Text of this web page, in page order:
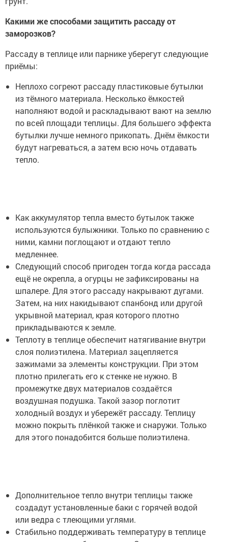
Какими же способами защитить рассаду от
заморозков?
Рассаду в теплице или парнике уберегут следующие
приёмы:
Неплохо согреют рассаду пластиковые бутылки
из тёмного материала. Несколько ёмкостей
наполняют водой и раскладывают вают на землю
по всей площади теплицы. Для большего эффекта
бутылки лучше немного прикопать. Днём ёмкости
будут нагреваться, а затем всю ночь отдавать
тепло.
Как аккумулятор тепла вместо бутылок также
используются булыжники. Только по сравнению с
ними, камни поглощают и отдают тепло
медленнее.
Следующий способ пригоден тогда когда рассада
ещё не окрепла, а огурцы не зафиксированы на
шпалере. Для этого рассаду накрывают дугами.
Затем, на них накидывают спанбонд или другой
укрывной материал, края которого плотно
прикладываются к земле.
Теплоту в теплице обеспечит натягивание внутри
слоя полиэтилена. Материал зацепляется
зажимами за элементы конструкции. При этом
плотно прилегать его к стенке не нужно. В
промежутке двух материалов создаётся
воздушная подушка. Такой зазор поглотит
холодный воздух и убережёт рассаду. Теплицу
можно покрыть плёнкой также и снаружи. Только
для этого понадобится больше полиэтилена.
Дополнительное тепло внутри теплицы также
создадут установленные баки с горячей водой
или ведра с тлеющими углями.
Стабильно поддерживать температуру в теплице